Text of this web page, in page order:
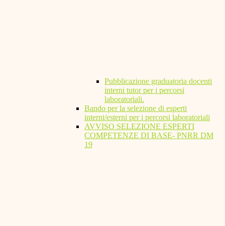
Pubblicazione graduatoria docenti
interni tutor per i percorsi
laboratoriali.
Bando per la selezione di esperti
interni/esterni per i percorsi laboratoriali
AVVISO SELEZIONE ESPERTI
COMPETENZE DI BASE- PNRR DM
19